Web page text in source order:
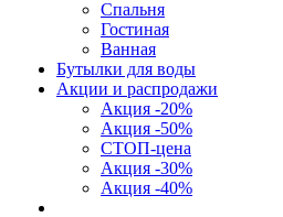
Спальня
Гостиная
Ванная
Бутылки для воды
Акции и распродажи
Акция -20%
Акция -50%
СТОП-цена
Акция -30%
Акция -40%